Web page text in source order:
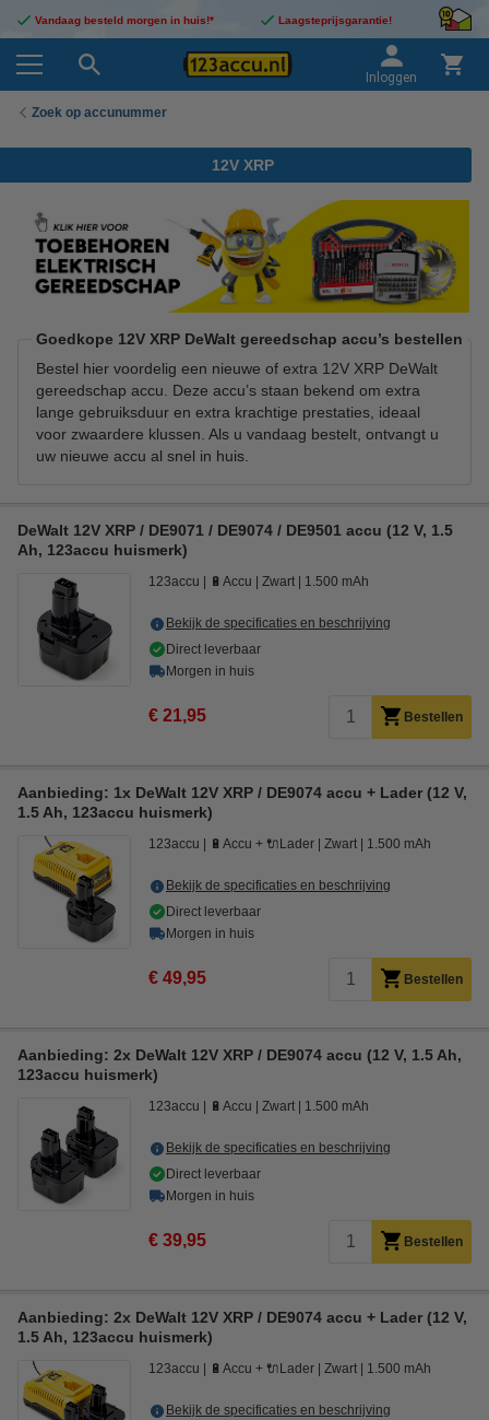
Vandaag besteld morgen in huis!* Laagsteprijsgarantie!
Inloggen
Zoek op accunummer
12V XRP
Goedkope 12V XRP DeWalt gereedschap accu’s bestellen
Bestel hier voordelig een nieuwe of extra 12V XRP DeWalt
gereedschap accu. Deze accu’s staan bekend om extra
lange gebruiksduur en extra krachtige prestaties, ideaal
voor zwaardere klussen. Als u vandaag bestelt, ontvangt u
uw nieuwe accu al snel in huis.
DeWalt 12V XRP / DE9071 / DE9074 / DE9501 accu (12 V, 1.5
Ah, 123accu huismerk)
123accu 🔋Accu Zwart 1.500 mAh
Bekijk de specificaties en beschrijving
Direct leverbaar
Morgen in huis
€ 21,95 Bestellen
Aanbieding: 1x DeWalt 12V XRP / DE9074 accu + Lader (12 V,
1.5 Ah, 123accu huismerk)
123accu 🔋Accu + 🔌Lader Zwart 1.500 mAh
Bekijk de specificaties en beschrijving
Direct leverbaar
Morgen in huis
€ 49,95 Bestellen
Aanbieding: 2x DeWalt 12V XRP / DE9074 accu (12 V, 1.5 Ah,
123accu huismerk)
123accu 🔋Accu Zwart 1.500 mAh
Bekijk de specificaties en beschrijving
Direct leverbaar
Morgen in huis
€ 39,95 Bestellen
Aanbieding: 2x DeWalt 12V XRP / DE9074 accu + Lader (12 V,
1.5 Ah, 123accu huismerk)
123accu 🔋Accu + 🔌Lader Zwart 1.500 mAh
Bekijk de specificaties en beschrijving